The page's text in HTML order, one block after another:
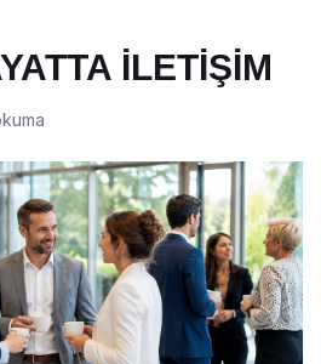
İLETİŞİM